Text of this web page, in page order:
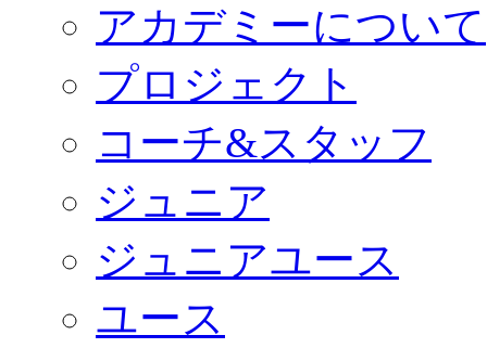
アカデミーについて
プロジェクト
コーチ&スタッフ
ジュニア
ジュニアユース
ユース